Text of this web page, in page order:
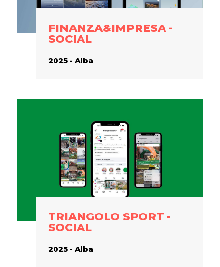
FINANZA&IMPRESA -
SOCIAL
2025 - Alba
TRIANGOLO SPORT -
SOCIAL
2025 - Alba